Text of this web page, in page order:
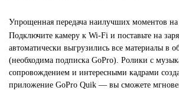
Упрощенная передача наилучших моментов
Подключите камеру к Wi-Fi и поставьте на
автоматически выгрузились все материалы в
(необходима подписка GoPro). Ролики с
сопровождением и интересными кадрами
приложение GoPro Quik — вы сможете